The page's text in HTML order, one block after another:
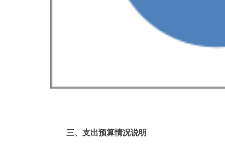
三、支出预算情况说明